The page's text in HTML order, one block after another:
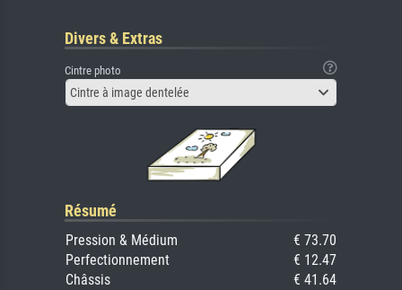
Divers & Extras
Cintre photo
Cintre à image dentelée
Résumé
Pression & Médium
€ 73.70
Perfectionnement
€ 12.47
Châssis
€ 41.64